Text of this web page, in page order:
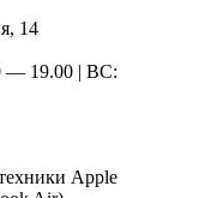
14
— 19.00 | ВС:
Apple